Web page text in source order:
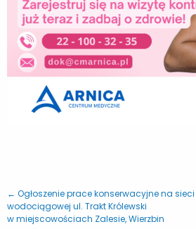
← Ogłoszenie prace konserwacyjne na sieci
wodociągowej ul. Trakt Królewski
w miejscowościach Zalesie, Wierzbin